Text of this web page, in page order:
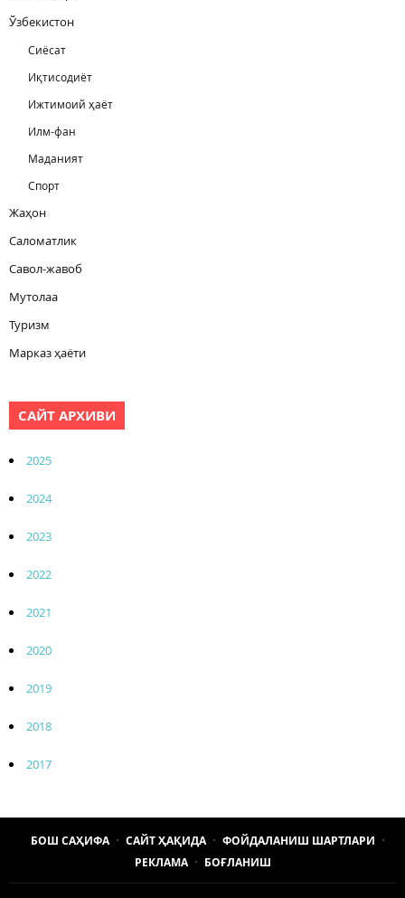
Ўзбекистон
Сиёсат
Иқтисодиёт
Ижтимоий ҳаёт
Илм-фан
Маданият
Спорт
Жаҳон
Саломатлик
Савол-жавоб
Мутолаа
Туризм
Марказ ҳаёти
САЙТ АРХИВИ
2025
2024
2023
2022
2021
2020
2019
2018
2017
БОШ САҲИФА САЙТ ҲАҚИДА
ФОЙДАЛАНИШ ШАРТЛАРИ
РЕКЛАМА
БОҒЛАНИШ